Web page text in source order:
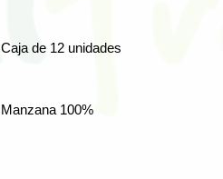
Caja de 12 unidades
Manzana 100%